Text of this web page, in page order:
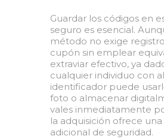
Guardar los códigos en
seguro es esencial.
método no exige
cupón sin emplear
extraviar efectivo, ya
cualquier individuo con
identificador puede
foto o almacenar
vales inmediatamente
la adquisición ofrece una
adicional de seguridad.